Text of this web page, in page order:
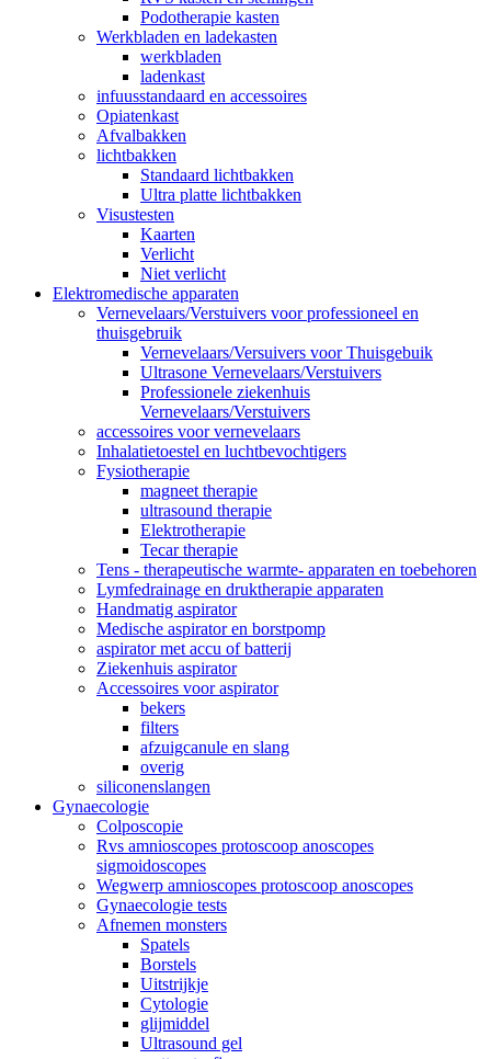
Podotherapie kasten
Werkbladen en ladekasten
werkbladen
ladenkast
infuusstandaard en accessoires
Opiatenkast
Afvalbakken
lichtbakken
Standaard lichtbakken
Ultra platte lichtbakken
Visustesten
Kaarten
Verlicht
Niet verlicht
Elektromedische apparaten
Vernevelaars/Verstuivers voor professioneel en
thuisgebruik
Vernevelaars/Versuivers voor Thuisgebuik
Ultrasone Vernevelaars/Verstuivers
Professionele ziekenhuis
Vernevelaars/Verstuivers
accessoires voor vernevelaars
Inhalatietoestel en luchtbevochtigers
Fysiotherapie
magneet therapie
ultrasound therapie
Elektrotherapie
Tecar therapie
Tens - therapeutische warmte- apparaten en toebehoren
Lymfedrainage en druktherapie apparaten
Handmatig aspirator
Medische aspirator en borstpomp
aspirator met accu of batterij
Ziekenhuis aspirator
Accessoires voor aspirator
bekers
filters
afzuigcanule en slang
overig
siliconenslangen
Gynaecologie
Colposcopie
Rvs amnioscopes protoscoop anoscopes
sigmoidoscopes
Wegwerp amnioscopes protoscoop anoscopes
Gynaecologie tests
Afnemen monsters
Spatels
Borstels
Uitstrijkje
Cytologie
glijmiddel
Ultrasound gel